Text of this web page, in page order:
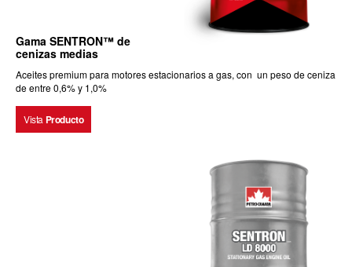
Gama SENTRON™ de
cenizas medias
Aceites premium para motores estacionarios a gas, con un peso de ceniza
de entre 0,6% y 1,0%
Vista Producto